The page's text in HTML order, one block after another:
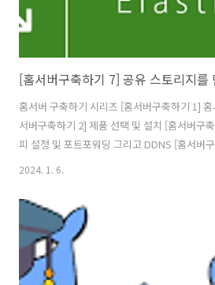
홈서버 구축하기 시리즈 [홈서버구축하기 1]
서버구축하기 2] 제품 선택 및 설치 [홈서버구
피 설정 및 포트포워딩 그리고 DDNS [홈서버
어를 활용하여 내 서버 아이피 숨기기(feat.
Docker 및 Docker Swarm 설정하기 [홈서버
지를 만들어보자(feat. 시놀로지) [홈서버구
네트워크 구성도 및 홈서버 배치 모습 그리고
여러개의 서버를 운영할 때 공유스토리지가 필
하고 마무리되었다. 필자는 이를 깨달았을 때..
2024. 1. 6.